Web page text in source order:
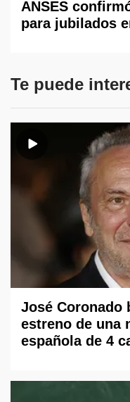
ANSES
para jubilados
Te puede
José Coronado
estreno de una
española de 4